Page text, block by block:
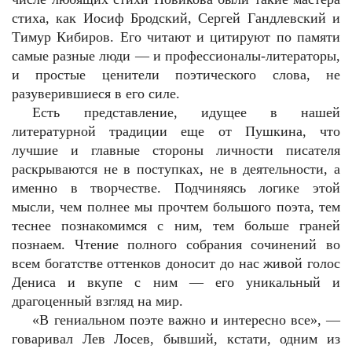
стиха, как Иосиф Бродский, Сергей Гандлевский и
Тимур Кибиров. Его читают и цитируют по памяти
самые разные люди — и профессионалы-литераторы,
и простые ценители поэтического слова, не
разуверившиеся в его силе.
Есть представление, идущее в нашей
литературной традиции еще от Пушкина, что
лучшие и главные стороны личности писателя
раскрываются не в поступках, не в деятельности, а
именно в творчестве. Подчиняясь логике этой
мысли, чем полнее мы прочтем большого поэта, тем
теснее познакомимся с ним, тем больше граней
познаем. Чтение полного собрания сочинений во
всем богатстве оттенков доносит до нас живой голос
Дениса и вкупе с ним — его уникальный и
драгоценный взгляд на мир.
«В гениальном поэте важно и интересно все», —
говаривал Лев Лосев, бывший, кстати, одним из